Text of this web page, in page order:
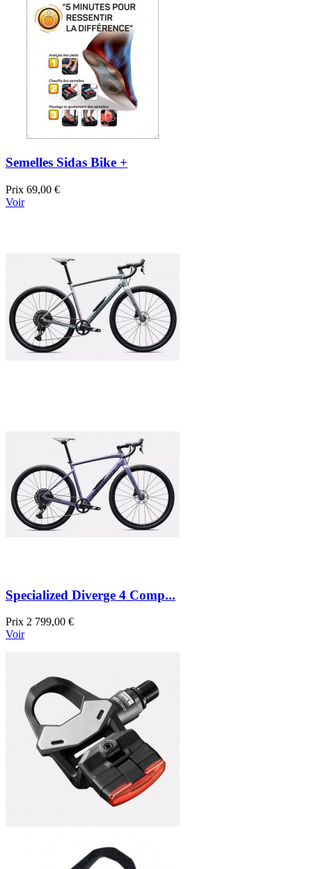
Semelles Sidas Bike +
Prix 69,00 €
Voir
Specialized Diverge 4 Comp...
Prix 2 799,00 €
Voir